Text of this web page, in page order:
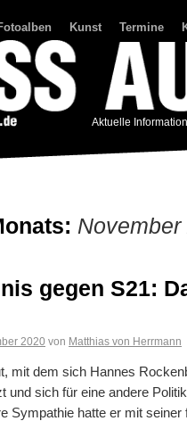
Kunst Termine
Aktuelle
November
gegen S21:
2020 von Matthias von Herrmann
mit dem sich Hannes
und sich für eine andere
Sympathie hatte er mit seiner